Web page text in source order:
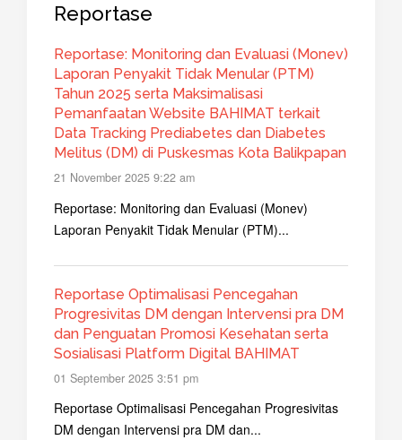
Reportase
Reportase: Monitoring dan Evaluasi (Monev)
Laporan Penyakit Tidak Menular (PTM)
Tahun 2025 serta Maksimalisasi
Pemanfaatan Website BAHIMAT terkait
Data Tracking Prediabetes dan Diabetes
Melitus (DM) di Puskesmas Kota Balikpapan
21 November 2025 9:22 am
Reportase: Monitoring dan Evaluasi (Monev)
Laporan Penyakit Tidak Menular (PTM)...
Reportase Optimalisasi Pencegahan
Progresivitas DM dengan Intervensi pra DM
dan Penguatan Promosi Kesehatan serta
Sosialisasi Platform Digital BAHIMAT
01 September 2025 3:51 pm
Reportase Optimalisasi Pencegahan Progresivitas
DM dengan Intervensi pra DM dan...